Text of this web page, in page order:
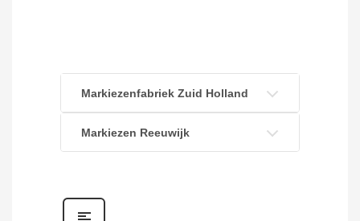
Markiezenfabriek Zuid Holland
Markiezen Reeuwijk